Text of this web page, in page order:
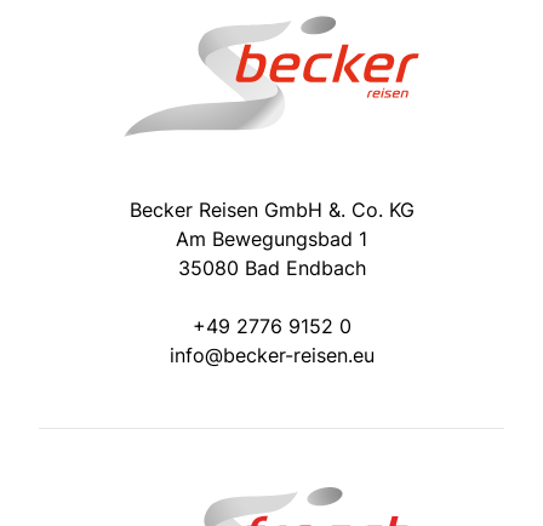
Becker Reisen GmbH &. Co. KG
Am Bewegungsbad 1
35080 Bad Endbach
+49 2776 9152 0
info@becker-reisen.eu